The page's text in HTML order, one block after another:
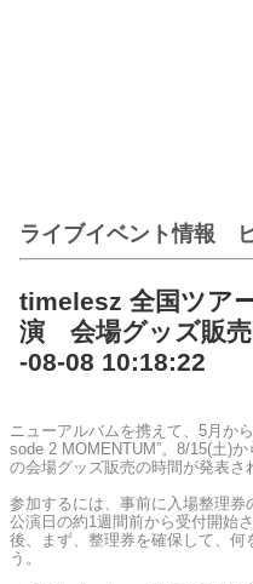
ライブイベント情報
timelesz 全国ツア
演 会場グッズ販売
-08-08 10:18:22
ニューアルバムを携えて、5月か
sode 2 MOMENTUM”。8/15(土)
の会場グッズ販売の時間が発表さ
参加するには、事前に入場整理券
公演日の約1週間前から受付開始
後、まず、整理券を確保して、何
う。